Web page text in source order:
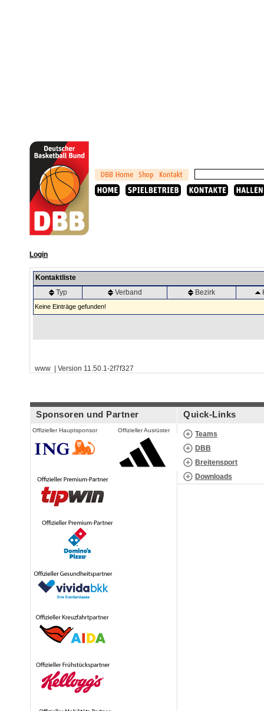
Login
Kontaktliste
Typ
Verband Bezirk
Keine Einträge gefunden!
www | Version 11.50.1-2f7f327
Sponsoren und Partner
Offizieller Hauptsponsor Offizieller Ausrüster
Quick-Links
Teams
DBB
Breitensport
Downloads